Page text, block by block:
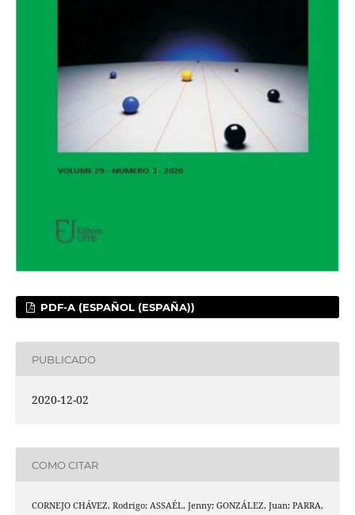
PDF-A (ESPAÑOL (ESPAÑA))
PUBLICADO
2020-12-02
COMO CITAR
CORNEJO CHÁVEZ, Rodrigo; ASSAÉL, Jenny; GONZÁLEZ, Juan; PARRA,